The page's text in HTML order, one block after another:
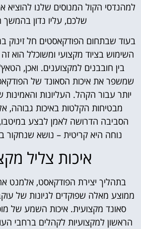
למהנדסי הקול המנוסים שלנו
שלכם, עליו נדון
בעוד שבתחום הפודקאסטים חל זינוק
השימוש בציוד מקצועי ומשוכלל הוא
בין חובבנים למקצוענים. ואכן,
שמשפר את איכות הסאונד של
יותר עבור הקהל. העליונות
מבטיחות הקלטות באיכות גבוהה,
הסביבה הדרושה לאמן לבצע
נוחה היא קריטית – נושא
איכות צליל
בתהליך יצירת הפודקאסט, אלמנט
ממוצע מאלה שפוקדים לגיונות של
סאונד מקצועית. איכות השמע של
הראשון למקצועיות לקהלים ברחבי